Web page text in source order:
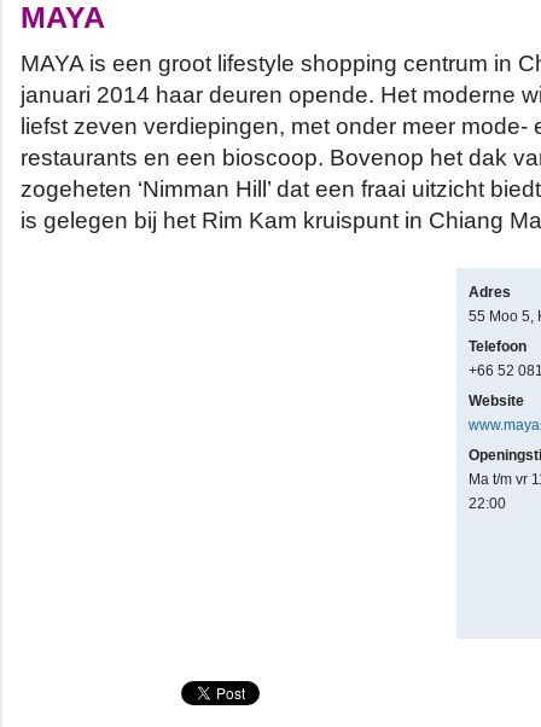
MAYA
MAYA is een groot lifestyle shopping centrum in
januari 2014 haar deuren opende. Het moderne
liefst zeven verdiepingen, met onder meer mode-
restaurants en een bioscoop. Bovenop het dak
zogeheten ‘Nimman Hill’ dat een fraai uitzicht
is gelegen bij het Rim Kam kruispunt in Chiang
Adres
55 Moo 5,
Telefoon
+66 52
Website
Ma t/m vr
22:00